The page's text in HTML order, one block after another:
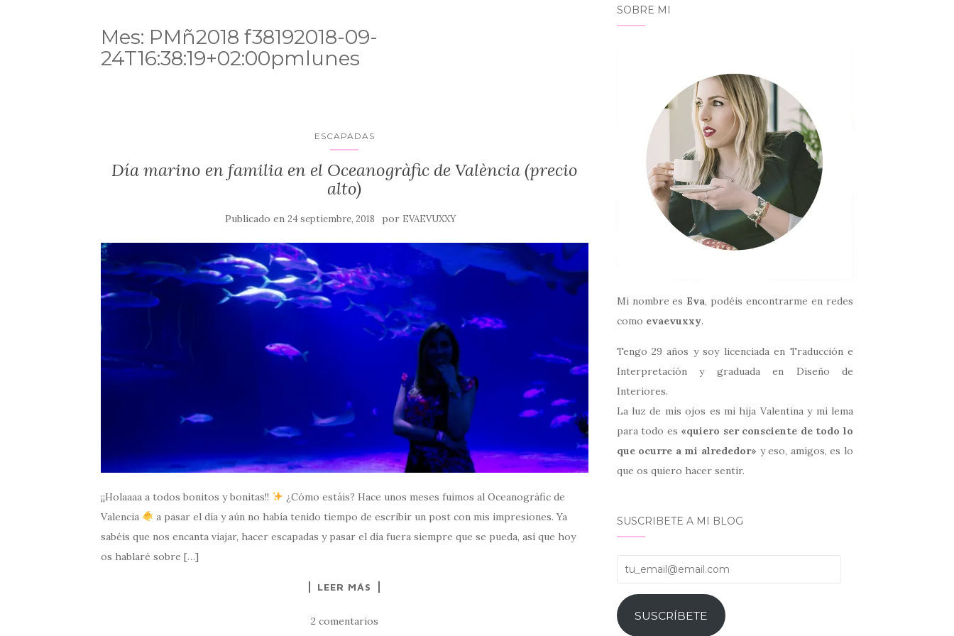
Mes: PMñ2018 f38192018-09-
24T16:38:19+02:00pmlunes
ESCAPADAS
Día marino en familia en el Oceanogràfic de València (precio
alto)
Publicado en24 septiembre, 2018 por EVAEVUXXY
¡¡Holaaaa a todos bonitos y bonitas!!
¿Cómo estáis? Hace unos meses fuimos al Oceanogràfic de
Valencia
a pasar el día y aún no había tenido tiempo de escribir un post con mis impresiones. Ya
sabéis que nos encanta viajar, hacer escapadas y pasar el día fuera siempre que se pueda, así que hoy
os hablaré sobre […]
LEER MÁS
2 comentarios
SOBRE MI
Mi nombre es Eva, podéis encontrarme en redes
como evaevuxxy.
Tengo 29 años y soy licenciada en Traducción e
Interpretación y graduada en Diseño de
Interiores.
La luz de mis ojos es mi hija Valentina y mi lema
para todo es «quiero ser consciente de todo lo
que ocurre a mi alrededor» y eso, amigos, es lo
que os quiero hacer sentir.
SUSCRIBETE A MI BLOG
tu_email@email.com
SUSCRÍBETE